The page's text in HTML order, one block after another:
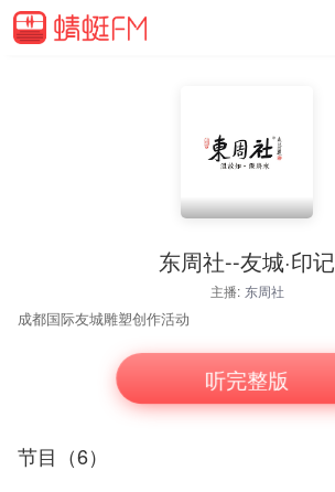
东周社--友城·印记
主播: 东周社
成都国际友城雕塑创作活动
听完整版
节目（6）